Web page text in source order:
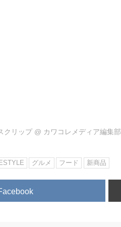
クリップ @ カワコレメディア編集部
グルメ フード 新商品